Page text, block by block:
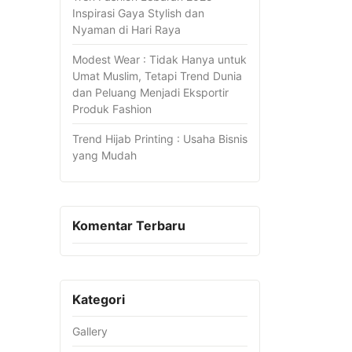
Inspirasi Gaya Stylish dan
Nyaman di Hari Raya
Modest Wear : Tidak Hanya untuk
Umat Muslim, Tetapi Trend Dunia
dan Peluang Menjadi Eksportir
Produk Fashion
Trend Hijab Printing : Usaha Bisnis
yang Mudah
Komentar Terbaru
Kategori
Gallery